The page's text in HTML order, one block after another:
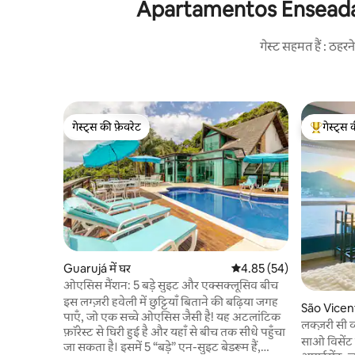
Apartamentos Enseada
गेस्ट सहमत हैं :
गेस्ट्स की फ़ेवरेट
गेस्ट्स की फ़ेवरेट
Guarujá में घर औसत रेटिंग 5 में से 4.85, 54
4.85 (54)
ओएसिस मैंशन: 5 बड़े सुइट और एक्सक्लूसिव बीच
इस लग्ज़री हवेली में छुट्टियाँ बिताने की बढ़िया जगह
पाएँ, जो एक सच्चे ओएसिस जैसी है! यह अटलांटिक
फ़ॉरेस्ट से घिरी हुई है और यहाँ से बीच तक सीधे पहुँचा
जा सकता है। इसमें 5 “बड़े” एन-सुइट बेडरूम हैं,
गेस्ट्स का
गेस्ट्स
São
लक्ज़री सी
साओ विसेंट